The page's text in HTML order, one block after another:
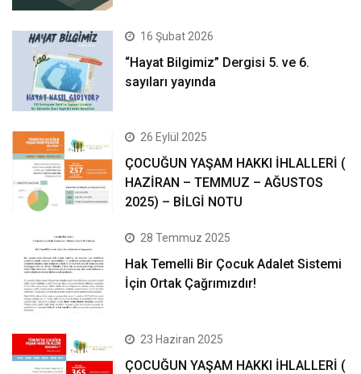
16 Şubat 2026
“Hayat Bilgimiz” Dergisi 5. ve 6.
sayıları yayında
26 Eylül 2025
ÇOCUĞUN YAŞAM HAKKI İHLALLERİ (
HAZİRAN – TEMMUZ – AĞUSTOS
2025) – BİLGİ NOTU
28 Temmuz 2025
Hak Temelli Bir Çocuk Adalet Sistemi
İçin Ortak Çağrımızdır!
23 Haziran 2025
ÇOCUĞUN YAŞAM HAKKI İHLALLERİ (